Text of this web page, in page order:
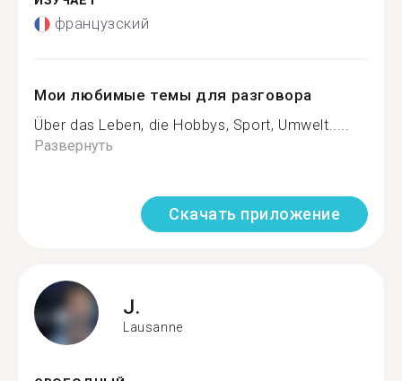
французский
Мои любимые темы для разговора
Über das Leben, die Hobbys, Sport, Umwelt.....
Развернуть
Скачать приложение
J.
Lausanne